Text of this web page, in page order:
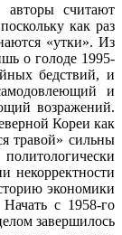
авторы считают
как раз
«утки». Из
о голоде 1995-
бедствий, и
и
возражений.
Кореи как
травой» сильны
некорректности
экономики
с 1958-го
завершилось